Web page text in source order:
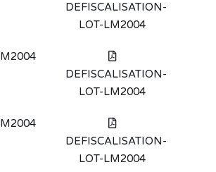
DEFISCALISATION-
LOT-LM2004
DEFISCALISATION-
LOT-LM2004
DEFISCALISATION-
LOT-LM2004